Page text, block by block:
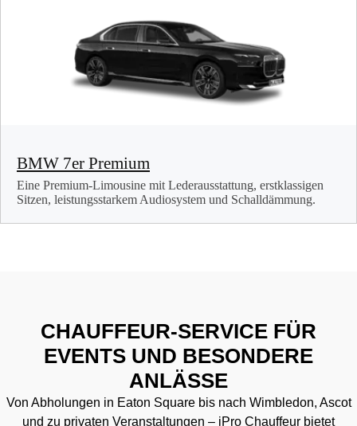
BMW 7er Premium
Eine Premium-Limousine mit Lederausstattung, erstklassigen
Sitzen, leistungsstarkem Audiosystem und Schalldämmung.
CHAUFFEUR-SERVICE FÜR
EVENTS UND BESONDERE
ANLÄSSE
Von Abholungen in Eaton Square bis nach Wimbledon, Ascot
und zu privaten Veranstaltungen – iPro Chauffeur bietet